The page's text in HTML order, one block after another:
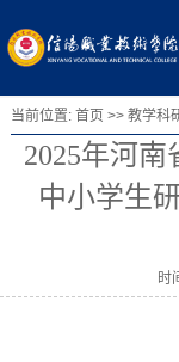
当前位置: 首页 >> 教学科
2025年河
中小学生
时